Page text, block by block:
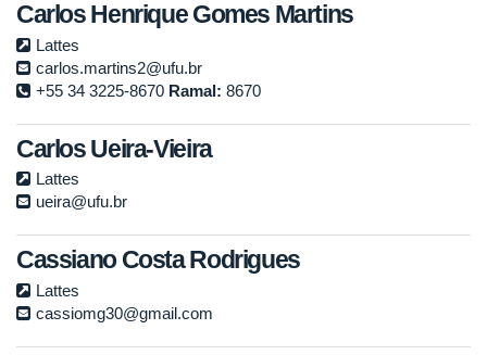
Carlos Henrique Gomes Martins
Lattes
carlos.martins2@ufu.br
+55 34 3225-8670 Ramal: 8670
Carlos Ueira-Vieira
Lattes
ueira@ufu.br
Cassiano Costa Rodrigues
Lattes
cassiomg30@gmail.com